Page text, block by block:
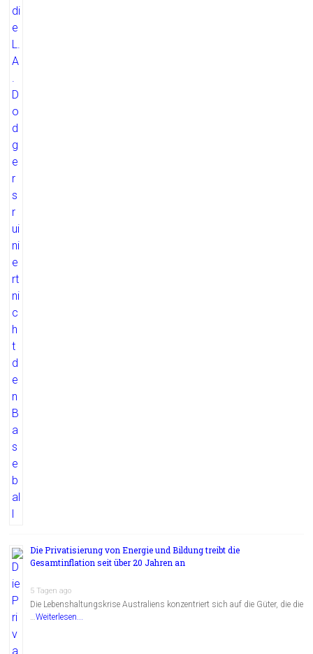
Die Privatisierung von Energie und Bildung treibt die
Gesamtinflation seit über 20 Jahren an
5 Tagen ago
Die Lebenshaltungskrise Australiens konzentriert sich auf die Güter, die die
…Weiterlesen...